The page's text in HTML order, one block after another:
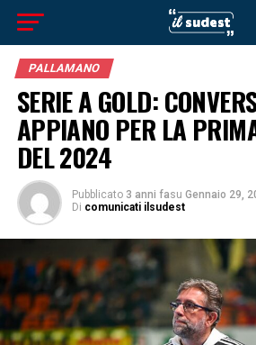
PALLAMANO
SERIE A GOLD:
APPIANO PER LA
DEL 2024
Pubblicato 3 anni fasu Gennaio 29,
Di comunicati ilsudest